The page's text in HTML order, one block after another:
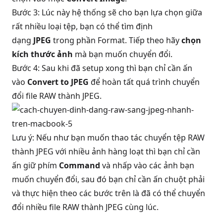
Bước 3: Lúc này hệ thống sẽ cho bạn lựa chọn giữa
rất nhiều loại tệp, bạn có thể tìm định
dạng JPEG trong phần Format. Tiếp theo hãychọn
kích thước ảnh mà bạn muốn chuyển đổi.
Bước 4: Sau khi đã setup xong thì bạn chỉ cần ấn
vào Convert to JPEG để hoàn tất quá trình chuyển
đổi file RAW thành JPEG.
Lưu ý: Nếu như bạn muốn thao tác chuyển tệp RAW
thành JPEG với nhiều ảnh hàng loạt thì bạn chỉ cần
ấn giữ phím Command và nhấp vào các ảnh bạn
muốn chuyển đổi, sau đó bạn chỉ cần ấn chuột phải
và thực hiện theo các bước trên là đã có thể chuyển
đổi nhiều file RAW thành JPEG cùng lúc.